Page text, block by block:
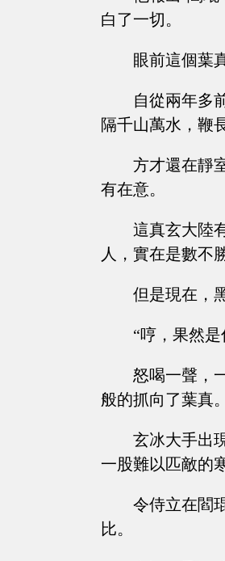
白了一切。
眼前這個葉
自從兩年多
隔千山萬水，鞭
方才還在靜
有在意。
這真玄大陸
人，實在是數不
但是現在，
“哼，果然
怒喝一聲，
般的抓向了葉真。
玄冰大手出
一股難以匹敵的
令侍立在閻
比。